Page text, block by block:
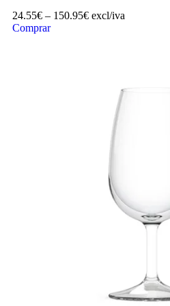
24.55€ – 150.95€ excl/iva
Comprar